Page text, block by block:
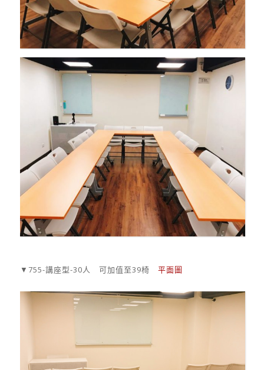
▼755-講座型-30人 可加值至39椅 平面圖